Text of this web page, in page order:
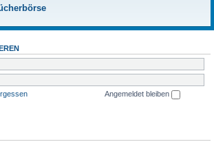
Angemeldet bleiben